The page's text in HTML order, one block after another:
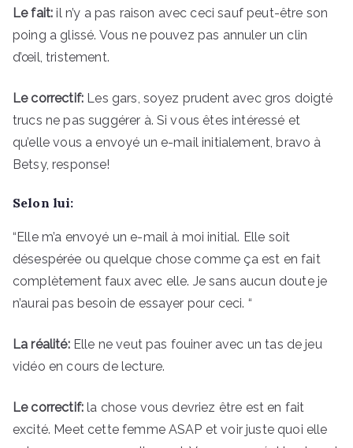
Le fait:il n’y a pas raison avec ceci sauf peut-être son
poing a glissé. Vous ne pouvez pas annuler un clin
d’œil, tristement.
Le correctif: Les gars, soyez prudent avec gros doigté
trucs ne pas suggérer à. Si vous êtes intéressé et
qu’elle vous a envoyé un e-mail initialement, bravo à
Betsy, response!
Selon lui:
“Elle m’a envoyé un e-mail à moi initial. Elle soit
désespérée ou quelque chose comme ça est en fait
complètement faux avec elle. Je sans aucun doute je
n’aurai pas besoin de essayer pour ceci. “
La réalité: Elle ne veut pas fouiner avec un tas de jeu
vidéo en cours de lecture.
Le correctif:la chose vous devriez être est en fait
excité. Meet cette femme ASAP et voir juste quoi elle